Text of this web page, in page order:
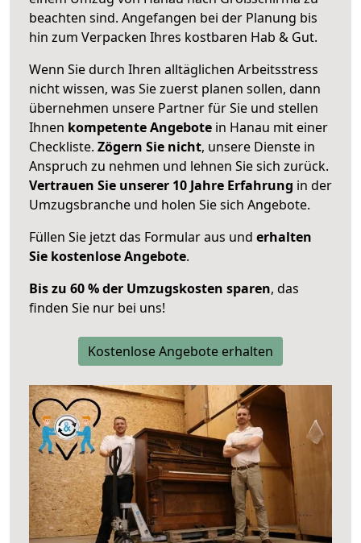
beachten sind. Angefangen bei der Planung bis
hin zum Verpacken Ihres kostbaren Hab & Gut.
Wenn Sie durch Ihren alltäglichen Arbeitsstress
nicht wissen, was Sie zuerst planen sollen, dann
übernehmen unsere Partner für Sie und stellen
Ihnen kompetente Angebote in Hanau mit einer
Checkliste. Zögern Sie nicht, unsere Dienste in
Anspruch zu nehmen und lehnen Sie sich zurück.
Vertrauen Sie unserer 10 Jahre Erfahrung in der
Umzugsbranche und holen Sie sich Angebote.
Füllen Sie jetzt das Formular aus und erhalten
Sie kostenlose Angebote.
Bis zu 60 % der Umzugskosten sparen, das
finden Sie nur bei uns!
Kostenlose Angebote erhalten